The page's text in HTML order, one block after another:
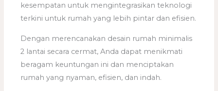
kesempatan untuk mengintegrasikan teknologi
terkini untuk rumah yang lebih pintar dan efisien.
Dengan merencanakan desain rumah minimalis
2 lantai secara cermat, Anda dapat menikmati
beragam keuntungan ini dan menciptakan
rumah yang nyaman, efisien, dan indah.